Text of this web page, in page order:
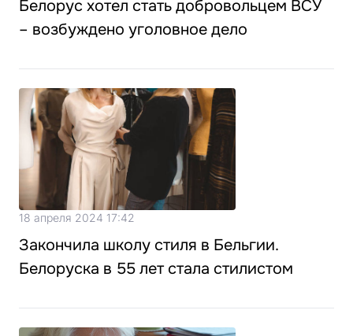
Белорус хотел стать добровольцем ВСУ
– возбуждено уголовное дело
18 апреля 2024 17:42
Закончила школу стиля в Бельгии.
Белоруска в 55 лет стала стилистом